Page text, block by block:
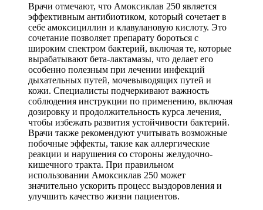
Врачи отмечают, что Амоксиклав 250 является
эффективным антибиотиком, который сочетает в
себе амоксициллин и клавулановую кислоту. Это
сочетание позволяет препарату бороться с
широким спектром бактерий, включая те, которые
вырабатывают бета-лактамазы, что делает его
особенно полезным при лечении инфекций
дыхательных путей, мочевыводящих путей и
кожи. Специалисты подчеркивают важность
соблюдения инструкции по применению, включая
дозировку и продолжительность курса лечения,
чтобы избежать развития устойчивости бактерий.
Врачи также рекомендуют учитывать возможные
побочные эффекты, такие как аллергические
реакции и нарушения со стороны желудочно-
кишечного тракта. При правильном
использовании Амоксиклав 250 может
значительно ускорить процесс выздоровления и
улучшить качество жизни пациентов.